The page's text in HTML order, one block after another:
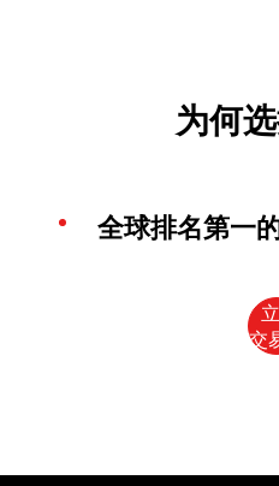
为何
全球排名第一